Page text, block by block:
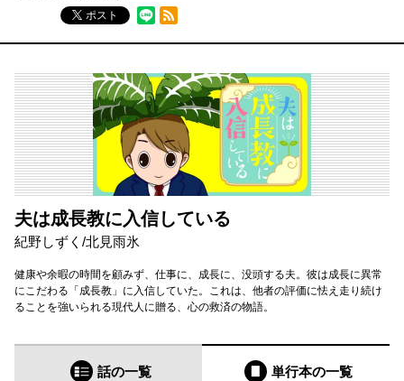
ポスト
RSSフィード
夫は成長教に入信している
紀野しずく /北見雨氷
健康や余暇の時間を顧みず、仕事に、成長に、没頭する夫。彼は成長に異常
にこだわる「成長教」に入信していた。これは、他者の評価に怯え走り続け
ることを強いられる現代人に贈る、心の救済の物語。
話の一覧 単行本の一覧